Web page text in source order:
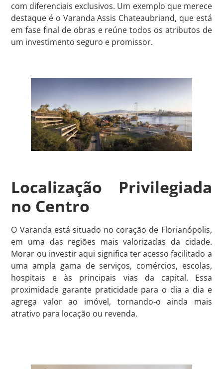
com diferenciais exclusivos. Um exemplo que merece
destaque é o Varanda Assis Chateaubriand, que está
em fase final de obras e reúne todos os atributos de
um investimento seguro e promissor.
Localização Privilegiada
no Centro
O Varanda está situado no coração de Florianópolis,
em uma das regiões mais valorizadas da cidade.
Morar ou investir aqui significa ter acesso facilitado a
uma ampla gama de serviços, comércios, escolas,
hospitais e às principais vias da capital. Essa
proximidade garante praticidade para o dia a dia e
agrega valor ao imóvel, tornando-o ainda mais
atrativo para locação ou revenda.